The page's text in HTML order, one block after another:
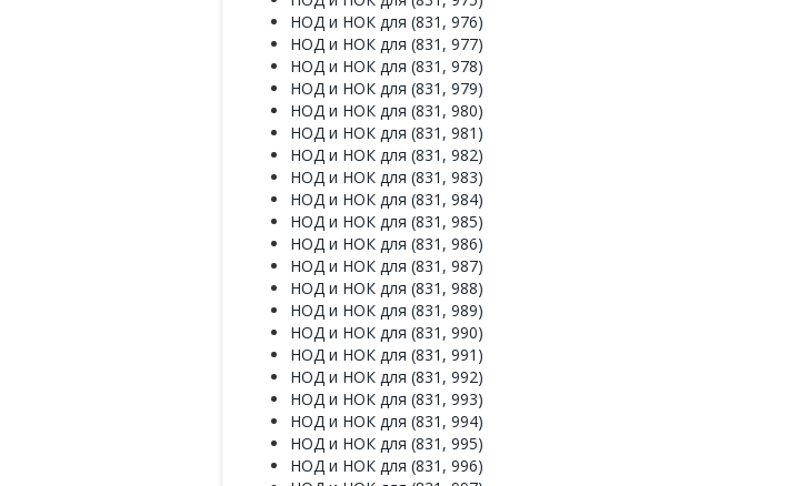
НОД и НОК для (831, 976)
НОД и НОК для (831, 977)
НОД и НОК для (831, 978)
НОД и НОК для (831, 979)
НОД и НОК для (831, 980)
НОД и НОК для (831, 981)
НОД и НОК для (831, 982)
НОД и НОК для (831, 983)
НОД и НОК для (831, 984)
НОД и НОК для (831, 985)
НОД и НОК для (831, 986)
НОД и НОК для (831, 987)
НОД и НОК для (831, 988)
НОД и НОК для (831, 989)
НОД и НОК для (831, 990)
НОД и НОК для (831, 991)
НОД и НОК для (831, 992)
НОД и НОК для (831, 993)
НОД и НОК для (831, 994)
НОД и НОК для (831, 995)
НОД и НОК для (831, 996)